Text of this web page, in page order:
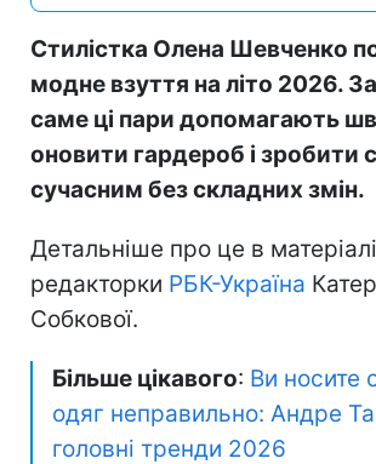
Стилістка Олена Шевченко
модне взуття на літо 2026.
саме ці пари допомагають
оновити гардероб і зробити
сучасним без складних змін.
Детальніше про це в
редакторки РБК-Україна
Собкової.
Більше цікавого: Ви носите
одяг неправильно: Андре
головні тренди 2026